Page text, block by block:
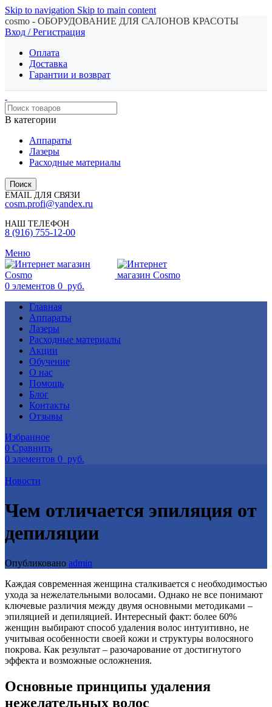
Skip to navigation Skip to main content
cosmo - ОБОРУДОВАНИЕ ДЛЯ САЛОНОВ КРАСОТЫ
Вход / Регистрация
Оплата
Доставка
Гарантии и возврат
В категории
Аппараты
Лазеры
Расходные материалы
Поиск
EMAIL ДЛЯ СВЯЗИ
cosm.profi@yandex.ru
НАШ ТЕЛЕФОН
8 (916) 755-12-00
Меню
0 элементов 0 руб.
Главная
Аппараты
Лазеры
Расходные материалы
Акции
Обучение
О нас
Помощь
Блог
Контакты
Отзывы
Избранное
0 Сравнить
0 элементов 0 руб.
Новости
Чем отличается эпиляция от
депиляции
Опубликовано admin
Каждая современная женщина сталкивается с необходимостью
ухода за нежелательными волосами. Однако не все понимают
ключевые различия между двумя основными методиками –
эпиляцией и депиляцией. Интересный факт: более 60%
женщин выбирают способ удаления волос интуитивно, не
учитывая особенности своей кожи и структуры волосяного
покрова. Как результат – разочарование от достигнутого
эффекта и возможные осложнения.
Основные принципы удаления
нежелательных волос